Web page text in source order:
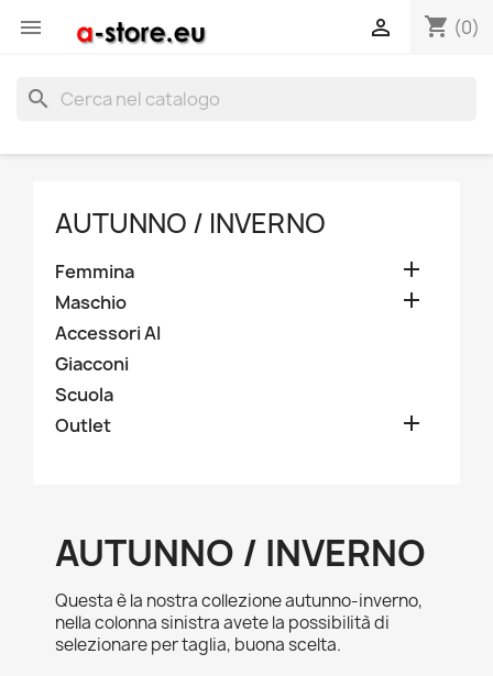
 shopping_cart (0)

search
AUTUNNO / INVERNO
Femmina 
Maschio 
Accessori AI
Giacconi
Scuola
Outlet

AUTUNNO / INVERNO
Questa è la nostra collezione autunno-inverno,
nella colonna sinistra avete la possibilità di
selezionare per taglia, buona scelta.